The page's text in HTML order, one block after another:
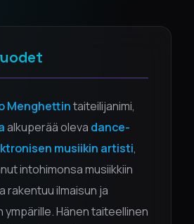
Menghettintaiteilijanimi,
alkuperää oleva dance-
musiikin artisti,
intohimonsa musiikkiin
rakentuu ilmaisun ja
Hänen taiteellinen